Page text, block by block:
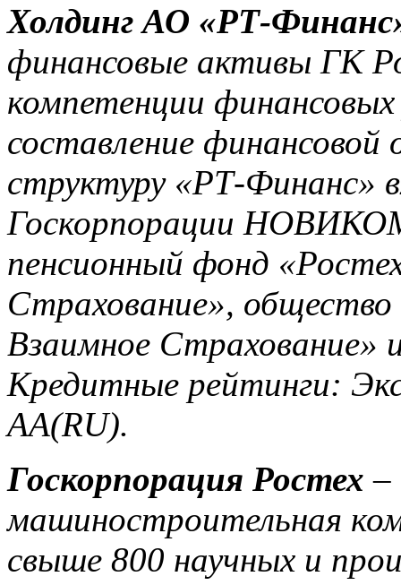
Холдинг АО «РТ-
финансовые активы ГК
компетенции
составление
структуру «РТ-Финанс»
Госкорпорации
пенсионный фонд
Страхование»,
Взаимное Страхование»
Кредитные рейтинги:
AA(RU).
Госкорпорация Ростех –
машиностроительная
свыше 800 научных и